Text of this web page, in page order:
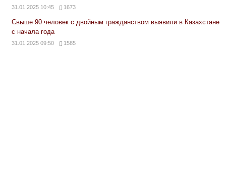
31.01.2025 10:45 1673
Свыше 90 человек с двойным гражданством выявили в Казахстане
с начала года
31.01.2025 09:50 1585